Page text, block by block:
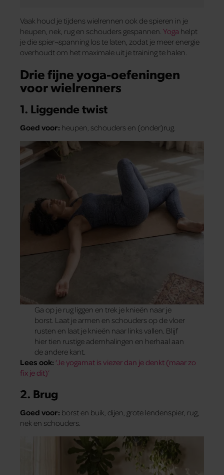
Vaak houd je tijdens wielrennen ook de spieren in je
heupen, nek, rug en schouders gespannen. Yoga helpt
je die spier¬spanning los te laten, zodat je meer energie
overhoudt om het maximale uit je training te halen.
Drie fijne yoga-oefeningen
voor wielrenners
1. Liggende twist
Goed voor: heupen, schouders en (onder)rug.
Ga op je rug liggen en trek je knieën naar je
borst. Laat je armen en schouders op de vloer
rusten en laat je knieën naar links vallen. Blijf
hier tien rustige ademhalingen en herhaal aan
de andere kant.
Lees ook: ‘Je yogamat is viezer dan je denkt (maar zo
fix je dit)’
2. Brug
Goed voor: borst en buik, dijen, grote lendenspier, rug,
nek en schouders.